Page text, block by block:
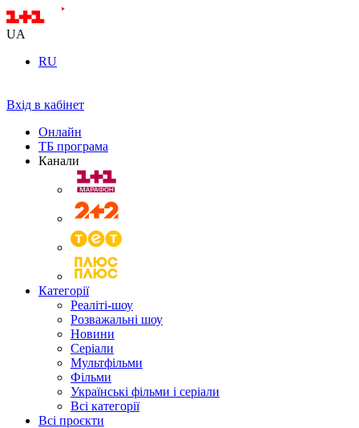
UA
RU
Вхід в кабінет
Онлайн
ТБ програма
Канали
Категорії
Реаліті-шоу
Розважальні шоу
Новини
Серіали
Мультфільми
Фільми
Українські фільми і серіали
Всі категорії
Всі проєкти